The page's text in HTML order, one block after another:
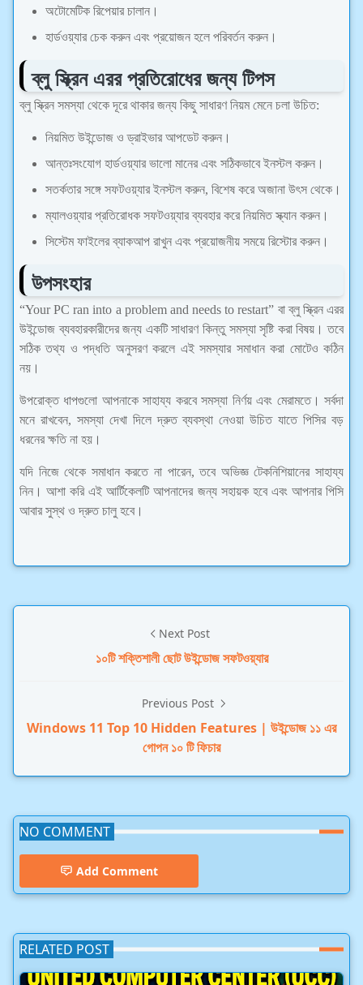
অটোমেটিক রিপেয়ার চালান।
হার্ডওয়্যার চেক করুন এবং প্রয়োজন হলে পরিবর্তন করুন।
ব্লু স্ক্রিন এরর প্রতিরোধের জন্য টিপস
ব্লু স্ক্রিন সমস্যা থেকে দূরে থাকার জন্য কিছু সাধারণ নিয়ম মেনে চলা উচিত:
নিয়মিত উইন্ডোজ ও ড্রাইভার আপডেট করুন।
আন্তঃসংযোগ হার্ডওয়্যার ভালো মানের এবং সঠিকভাবে ইনস্টল করুন।
সতর্কতার সঙ্গে সফটওয়্যার ইনস্টল করুন, বিশেষ করে অজানা উৎস থেকে।
ম্যালওয়্যার প্রতিরোধক সফটওয়্যার ব্যবহার করে নিয়মিত স্ক্যান করুন।
সিস্টেম ফাইলের ব্যাকআপ রাখুন এবং প্রয়োজনীয় সময়ে রিস্টোর করুন।
উপসংহার
“Your PC ran into a problem and needs to restart” বা ব্লু স্ক্রিন এরর
উইন্ডোজ ব্যবহারকারীদের জন্য একটি সাধারণ কিন্তু সমস্যা সৃষ্টি করা বিষয়। তবে
সঠিক তথ্য ও পদ্ধতি অনুসরণ করলে এই সমস্যার সমাধান করা মোটেও কঠিন
নয়।
উপরোক্ত ধাপগুলো আপনাকে সাহায্য করবে সমস্যা নির্ণয় এবং মেরামতে। সর্বদা
মনে রাখবেন, সমস্যা দেখা দিলে দ্রুত ব্যবস্থা নেওয়া উচিত যাতে পিসির বড়
ধরনের ক্ষতি না হয়।
যদি নিজে থেকে সমাধান করতে না পারেন, তবে অভিজ্ঞ টেকনিশিয়ানের সাহায্য
নিন। আশা করি এই আর্টিকেলটি আপনাদের জন্য সহায়ক হবে এবং আপনার পিসি
আবার সুস্থ ও দ্রুত চালু হবে।
Next Post
১০টি শক্তিশালী ছোট উইন্ডোজ সফটওয়্যার
Previous Post
Windows 11 Top 10 Hidden Features | উইন্ডোজ ১১ এর
গোপন ১০ টি ফিচার
NO COMMENT
Add Comment
RELATED POST